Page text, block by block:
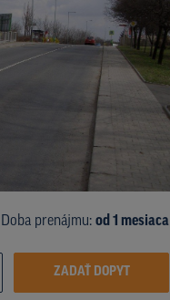
Doba prenájmu: od 1 mesiaca
ZADAŤ DOPYT